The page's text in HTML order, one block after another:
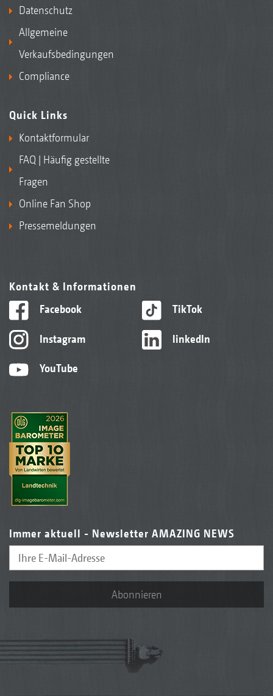
Datenschutz
Allgemeine
Verkaufsbedingungen
Compliance
Quick Links
Kontaktformular
FAQ | Häufig gestellte
Fragen
Online Fan Shop
Pressemeldungen
Kontakt & Informationen
Facebook
Instagram
YouTube
TikTok
linkedIn
Immer aktuell - Newsletter AMAZING NEWS
Abonnieren